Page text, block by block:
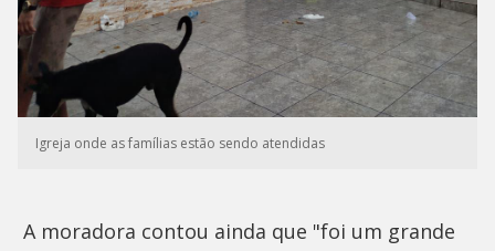
Igreja onde as famílias estão sendo atendidas
A moradora contou ainda que "foi um grande